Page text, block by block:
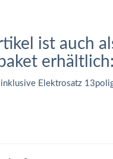
ist auch
erhältlich:
Elektrosatz